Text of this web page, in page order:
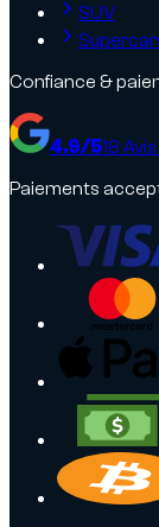
SUV
Confiance &
4.9/518
Paiements